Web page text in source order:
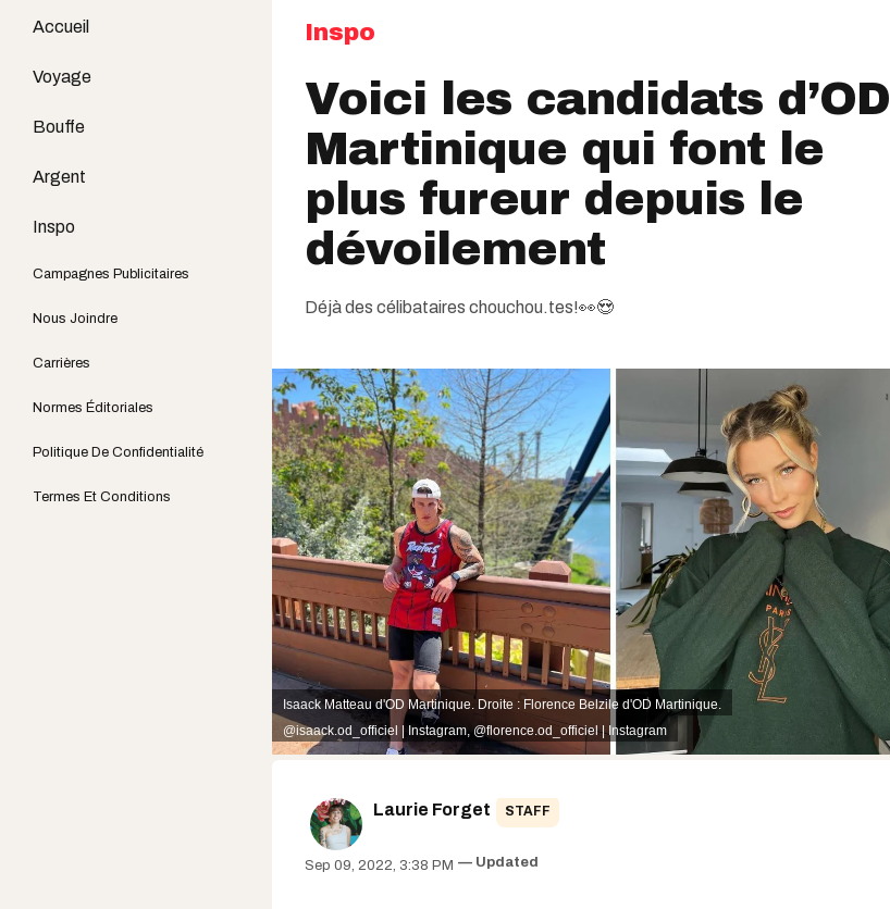
Accueil
Voyage
Bouffe
Argent
Inspo
Campagnes Publicitaires
Nous Joindre
Carrières
Normes Éditoriales
Politique De Confidentialité
Termes Et Conditions
Inspo
Voici les candidats d’OD
Martinique qui font le
plus fureur depuis le
dévoilement
Déjà des célibataires chouchou.tes!👀😍
Isaack Matteau d'OD Martinique. Droite : Florence Belzile d'OD Martinique.
@isaack.od_officiel | Instagram ,@florence.od_officiel | Instagram
Laurie Forget STAFF
Sep 09, 2022, 3:38 PM Updated